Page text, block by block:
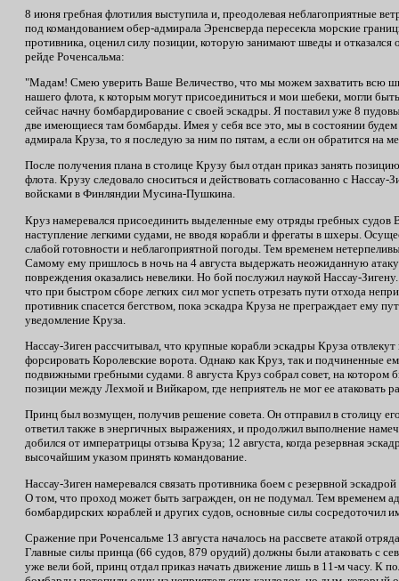
8 июня гребная флотилия выступила и, преодолевая неблагоприятные
под командованием обер-адмирала Эренсверда пересекла морские
противника, оценил силу позиции, которую занимают шведы и
рейде Роченсальма:
"Мадам! Смею уверить Ваше Величество, что мы можем захватить всю
нашего флота, к которым могут присоединиться и мои шебеки, могли
сейчас начну бомбардирование с своей эскадры. Я поставил уже 8
две имеющиеся там бомбарды. Имея у себя все это, мы в состоянии
адмирала Круза, то я последую за ним по пятам, а если он обратится на
После получения плана в столице Крузу был отдан приказ занять
флота. Крузу следовало сноситься и действовать согласованно с
войсками в Финляндии Мусина-Пушкина.
Круз намеревался присоединить выделенные ему отряды гребных судов
наступление легкими судами, не вводя корабли и фрегаты в шхеры.
слабой готовности и неблагоприятной погоды. Тем временем
Самому ему пришлось в ночь на 4 августа выдержать неожиданную
повреждения оказались невелики. Но бой послужил наукой Нассау-
что при быстром сборе легких сил мог успеть отрезать пути отхода
противник спасется бегством, пока эскадра Круза не преграждает ему
уведомление Круза.
Нассау-Зиген рассчитывал, что крупные корабли эскадры Круза
форсировать Королевские ворота. Однако как Круз, так и подчиненные
подвижными гребными судами. 8 августа Круз собрал совет, на котором
позиции между Лехмой и Вийкаром, где неприятель не мог ее атаковать
Принц был возмущен, получив решение совета. Он отправил в столицу
ответил также в энергичных выражениях, и продолжил выполнение
добился от императрицы отзыва Круза; 12 августа, когда резервная
высочайшим указом принять командование.
Нассау-Зиген намеревался связать противника боем с резервной
О том, что проход может быть загражден, он не подумал. Тем временем
бомбардирских кораблей и других судов, основные силы сосредоточил
Сражение при Роченсальме 13 августа началось на рассвете атакой
Главные силы принца (66 судов, 879 орудий) должны были атаковать с
уже вели бой, принц отдал приказ начать движение лишь в 11-м часу. К